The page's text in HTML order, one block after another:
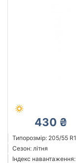
430 ₴
Типорозмір: 205/55
Сезон: літня
Індекс